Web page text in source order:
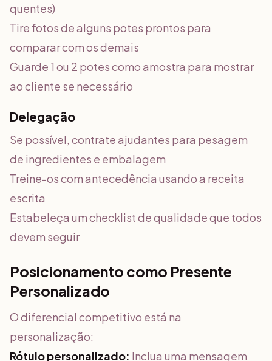
quentes)
Tire fotos de alguns potes prontos para
comparar com os demais
Guarde 1 ou 2 potes como amostra para mostrar
ao cliente se necessário
Delegação
Se possível, contrate ajudantes para pesagem
de ingredientes e embalagem
Treine-os com antecedência usando a receita
escrita
Estabeleça um checklist de qualidade que todos
devem seguir
Posicionamento como Presente
Personalizado
O diferencial competitivo está na
personalização:
Rótulo personalizado: Inclua uma mensagem